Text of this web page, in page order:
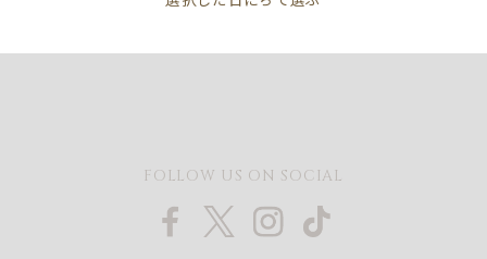
FOLLOW US ON SOCIAL